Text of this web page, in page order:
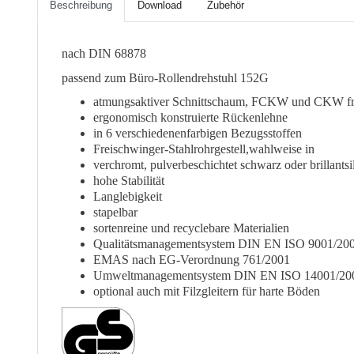
Beschreibung Download Zubehör
nach DIN 68878
passend zum Büro-Rollendrehstuhl 152G
atmungsaktiver Schnittschaum, FCKW und CKW
ergonomisch konstruierte Rückenlehne
in 6 verschiedenenfarbigen Bezugsstoffen
Freischwinger-Stahlrohrgestell,wahlweise in
verchromt, pulverbeschichtet schwarz oder
hohe Stabilität
Langlebigkeit
stapelbar
sortenreine und recyclebare Materialien
Qualitätsmanagementsystem DIN EN ISO 9001/
EMAS nach EG-Verordnung 761/2001
Umweltmanagementsystem DIN EN ISO 14001/
optional auch mit Filzgleitern für harte Böden